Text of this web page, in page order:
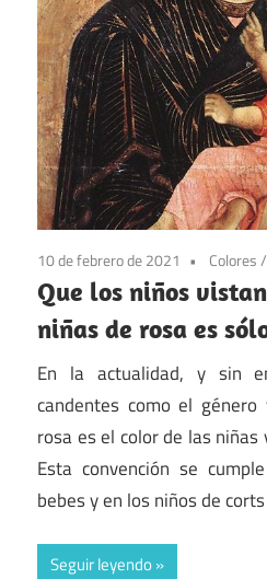
10 de febrero de 2021 Colores/
Que los niños
niñas de rosa es
En la actualidad, y sin
candentes como el
rosa es el color de las
Esta convención se
bebes y en los niños de
Seguir leyendo